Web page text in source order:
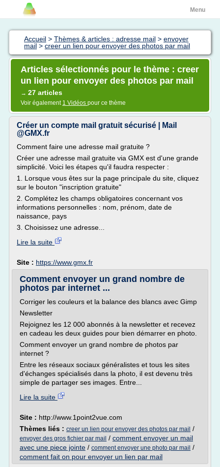
Menu
Accueil > Thèmes & articles : adresse mail > envoyer
mail > creer un lien pour envoyer des photos par mail
Articles sélectionnés pour le thème : creer
un lien pour envoyer des photos par mail
→ 27 articles
Voir également 1 Vidéos pour ce thème
Créer un compte mail gratuit sécurisé | Mail
@GMX.fr
Comment faire une adresse mail gratuite ?
Créer une adresse mail gratuite via GMX est d'une grande
simplicité. Voici les étapes qu'il faudra respecter :
1. Lorsque vous êtes sur la page principale du site, cliquez
sur le bouton "inscription gratuite"
2. Complétez les champs obligatoires concernant vos
informations personnelles : nom, prénom, date de
naissance, pays
3. Choisissez une adresse...
Lire la suite
Site : https://www.gmx.fr
Comment envoyer un grand nombre de
photos par internet ...
Corriger les couleurs et la balance des blancs avec Gimp
Newsletter
Rejoignez les 12 000 abonnés à la newsletter et recevez
en cadeau les deux guides pour bien démarrer en photo.
Comment envoyer un grand nombre de photos par
internet ?
Entre les réseaux sociaux généralistes et tous les sites
d'échanges spécialisés dans la photo, il est devenu très
simple de partager ses images. Entre...
Lire la suite
Site : http://www.1point2vue.com
Thèmes liés : creer un lien pour envoyer des photos par mail /
envoyer des gros fichier par mail / comment envoyer un mail
avec une piece jointe / comment envoyer une photo par mail /
comment fait on pour envoyer un lien par mail